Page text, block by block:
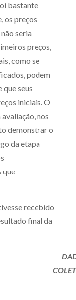
bastante
os preços
seria
preços,
como se
podem
que seus
iniciais. O
nos
demonstrar o
da etapa
que
recebido
final da